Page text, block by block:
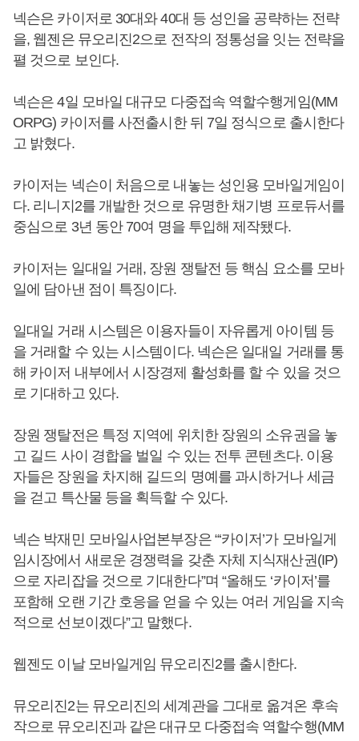
넥슨은 카이저로 30대와 40대 등 성인을 공략하는 전략
을, 웹젠은 뮤오리진2으로 전작의 정통성을 잇는 전략을
펼 것으로 보인다.
넥슨은 4일 모바일 대규모 다중접속 역할수행게임(MM
ORPG) 카이저를 사전출시한 뒤 7일 정식으로 출시한다
고 밝혔다.
카이저는 넥슨이 처음으로 내놓는 성인용 모바일게임이
다. 리니지2를 개발한 것으로 유명한 채기병 프로듀서를
중심으로 3년 동안 70여 명을 투입해 제작됐다.
카이저는 일대일 거래, 장원 쟁탈전 등 핵심 요소를 모바
일에 담아낸 점이 특징이다.
일대일 거래 시스템은 이용자들이 자유롭게 아이템 등
을 거래할 수 있는 시스템이다. 넥슨은 일대일 거래를 통
해 카이저 내부에서 시장경제 활성화를 할 수 있을 것으
로 기대하고 있다.
장원 쟁탈전은 특정 지역에 위치한 장원의 소유권을 놓
고 길드 사이 경합을 벌일 수 있는 전투 콘텐츠다. 이용
자들은 장원을 차지해 길드의 명예를 과시하거나 세금
을 걷고 특산물 등을 획득할 수 있다.
넥슨 박재민 모바일사업본부장은 “‘카이저’가 모바일게
임시장에서 새로운 경쟁력을 갖춘 자체 지식재산권(IP)
으로 자리잡을 것으로 기대한다”며 “올해도 ‘카이저’를
포함해 오랜 기간 호응을 얻을 수 있는 여러 게임을 지속
적으로 선보이겠다”고 말했다.
웹젠도 이날 모바일게임 뮤오리진2를 출시한다.
뮤오리진2는 뮤오리진의 세계관을 그대로 옮겨온 후속
작으로 뮤오리진과 같은 대규모 다중접속 역할수행(MM